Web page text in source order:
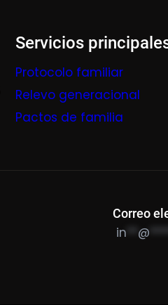
Servicios
Protocolo familiar
Relevo generacional
Pactos de familia
Correo
in @